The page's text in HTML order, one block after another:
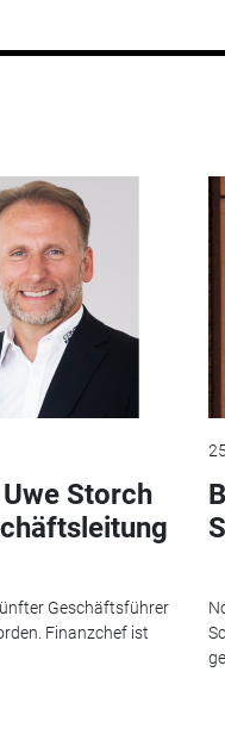
Storch
Geschäftsführer
Finanzchef ist